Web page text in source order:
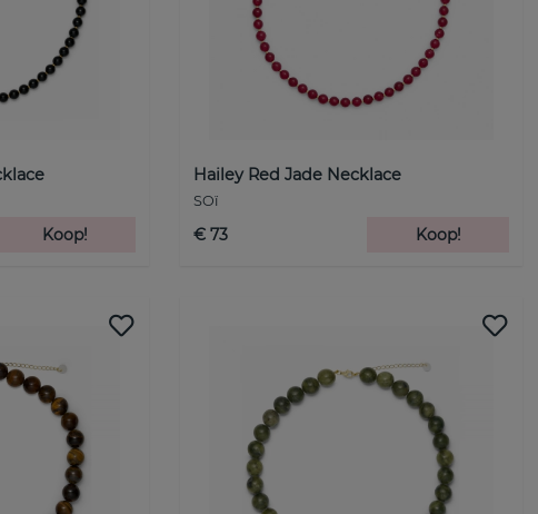
Koop!
Hailey Red Jade Necklace
SOï
€ 73 Koop!